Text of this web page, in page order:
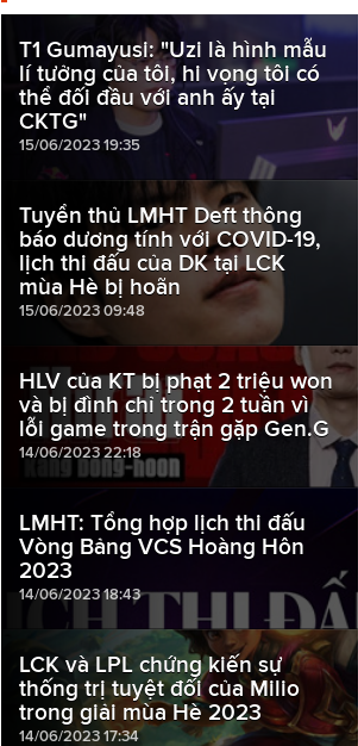
T1 Gumayusi: "Uzi là hình mẫu
lí tưởng của tôi, hi vọng tôi có
thể đối đầu với anh ấy tại
CKTG"
15/06/2023 19:35
Tuyển thủ LMHT Deft thông
báo dương tính với COVID-19,
lịch thi đấu của DK tại LCK
mùa Hè bị hoãn
15/06/2023 09:48
HLV của KT bị phạt 2 triệu won
và bị đình chỉ trong 2 tuần vì
lỗi game trong trận gặp Gen.G
14/06/2023 22:18
LMHT: Tổng hợp lịch thi đấu
Vòng Bảng VCS Hoàng Hôn
2023
14/06/2023 18:43
LCK và LPL chứng kiến sự
thống trị tuyệt đối của Milio
trong giải mùa Hè 2023
14/06/2023 17:34